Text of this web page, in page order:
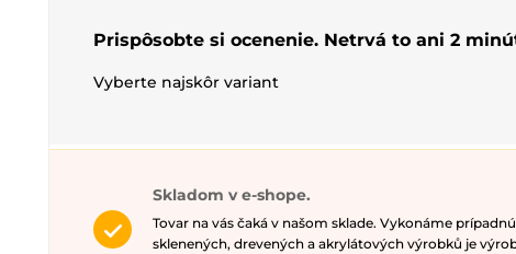
Prispôsobte si ocenenie. Netrvá to ani 2
Vyberte najskôr variant
Skladom v e-shope.
Tovar na vás čaká v našom sklade. Vykonáme
sklenených, drevených a akrylátových výrobků je